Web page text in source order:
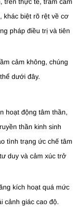
khác biệt rõ rệt về cơ
pháp điều trị và tiên
cảm không, chúng
dưới đây.
hoạt động tâm thần,
thần kinh sinh
tình trạng ức chế tâm
duy và cảm xúc trở
kích hoạt quá mức
cảnh giác cao độ.